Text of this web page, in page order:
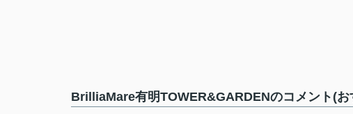
BrilliaMare有明TOWER&GARDENのコメント(お